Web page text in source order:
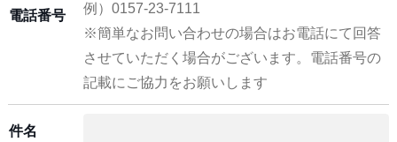
電話番号
例）0157-23-7111
※簡単なお問い合わせの場合はお電話にて回答
させていただく場合がございます。電話番号の
記載にご協力をお願いします
件名